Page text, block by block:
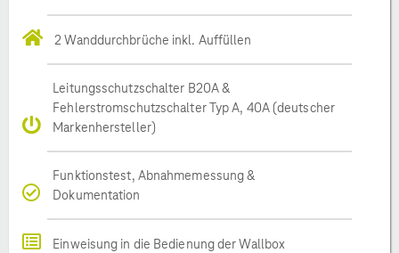
2 Wanddurchbrüche inkl. Auffüllen
Leitungsschutzschalter B20A &
Fehlerstromschutzschalter Typ A, 40A (deutscher
Markenhersteller)
Funktionstest, Abnahmemessung &
Dokumentation
Einweisung in die Bedienung der Wallbox